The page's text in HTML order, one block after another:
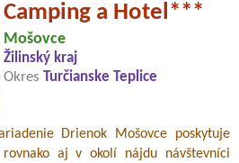
Camping a Hotel***
Mošovce
Žilinský kraj
Okres
Turčianske Teplice
Drienok Mošovce poskytuje
aj v okolí nájdu návštevníci